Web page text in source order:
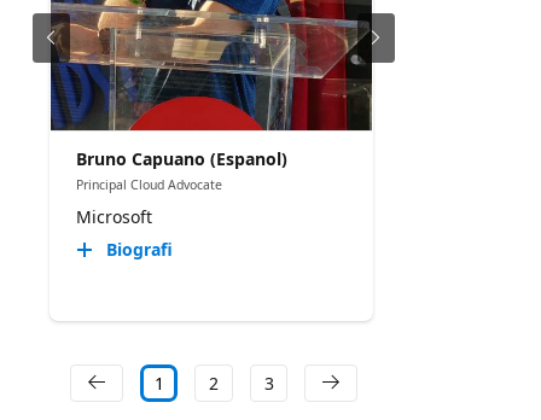
Bruno Capuano (Espanol)
Principal Cloud Advocate
Microsoft
Biografi
1 2 3